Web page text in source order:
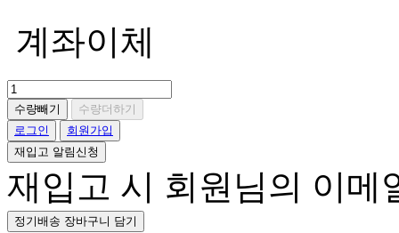
계좌이체
수량빼기
수량더하기
로그인
회원가입
재입고 알림신청
재입고 시 회원님의 이메
정기배송 장바구니 담기